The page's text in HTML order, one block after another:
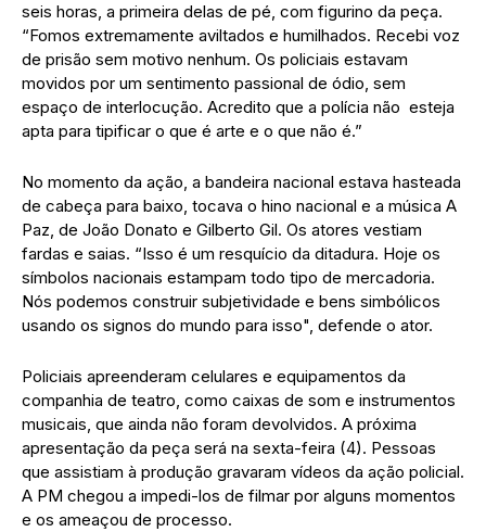
seis horas, a primeira delas de pé, com figurino da peça.
“Fomos extremamente aviltados e humilhados. Recebi voz
de prisão sem motivo nenhum. Os policiais estavam
movidos por um sentimento passional de ódio, sem
espaço de interlocução. Acredito que a polícia não esteja
apta para tipificar o que é arte e o que não é.”
No momento da ação, a bandeira nacional estava hasteada
de cabeça para baixo, tocava o hino nacional e a música A
Paz, de João Donato e Gilberto Gil. Os atores vestiam
fardas e saias. “Isso é um resquício da ditadura. Hoje os
símbolos nacionais estampam todo tipo de mercadoria.
Nós podemos construir subjetividade e bens simbólicos
usando os signos do mundo para isso", defende o ator.
Policiais apreenderam celulares e equipamentos da
companhia de teatro, como caixas de som e instrumentos
musicais, que ainda não foram devolvidos. A próxima
apresentação da peça será na sexta-feira (4). Pessoas
que assistiam à produção gravaram vídeos da ação policial.
A PM chegou a impedi-los de filmar por alguns momentos
e os ameaçou de processo.